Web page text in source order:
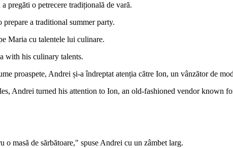
pregăti o petrecere tradițională de vară.
a traditional summer party.
Maria cu talentele lui culinare.
with his culinary talents.
proaspete, Andrei și-a îndreptat atenția către Ion, un vânzător de
Andrei turned his attention to Ion, an old-fashioned vendor known
o masă de sărbătoare," spuse Andrei cu un zâmbet larg.